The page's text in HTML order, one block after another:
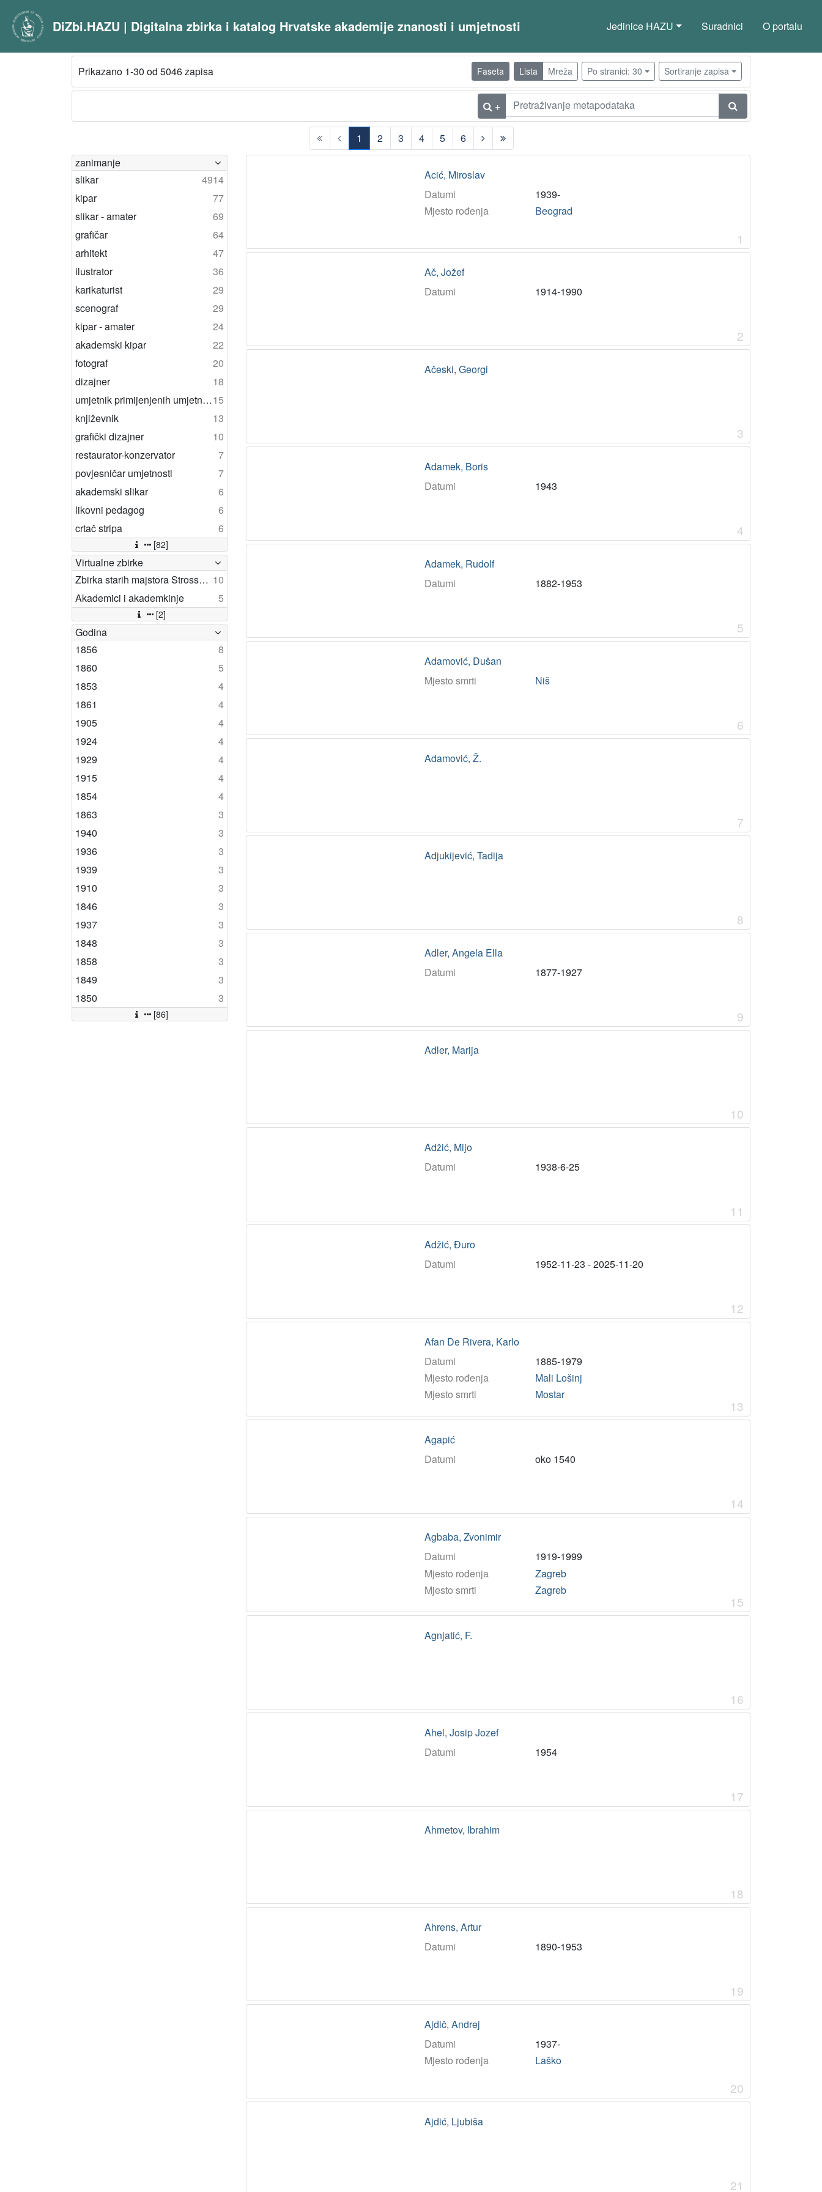
DiZbi.HAZU | Digitalna zbirka i katalog Hrvatske akademije znanosti i umjetnosti Jedinice HAZU Suradnici O portalu
Prikazano 1-30 od 5046 zapisa Faseta Lista Mreža Po stranici: 30 Sortiranje zapisa
+
1
(current)
2 3 4 5
6
zanimanje
slikar
4914
kipar
77
slikar - amater
69
grafičar
64
arhitekt
47
ilustrator
36
karikaturist
29
scenograf
29
kipar - amater
24
akademski kipar
22
fotograf
20
dizajner
18
umjetnik primijenjenih umjetnosti15
književnik
13
grafički dizajner
10
restaurator-konzervator
7
povjesničar umjetnosti
7
akademski slikar
6
likovni pedagog
6
crtač stripa
6
[82]
Virtualne zbirke
Zbirka starih majstora Strossmayerove galerije 10
Akademici i akademkinje
5
[2]
Godina
1856
8
1860
5
1853
4
1861
4
1905
4
1924
4
1929
4
1915
4
1854
4
1863
3
1940
3
1936
3
1939
3
1910
3
1846
3
1937
3
1848
3
1858
3
1849
3
1850
3
[86]
Acić, Miroslav
Datumi
1939-
Mjesto rođenja
Beograd
1
Ač, Jožef
Datumi
1914-1990
2
Ačeski, Georgi
3
Adamek, Boris
Datumi
1943
4
Adamek, Rudolf
Datumi
1882-1953
5
Adamović, Dušan
Mjesto smrti
Niš
6
Adamović, Ž.
7
Adjukijević, Tadija
8
Adler, Angela Ella
Datumi
1877-1927
9
Adler, Marija
10
Adžić, Mijo
Datumi
1938-6-25
11
Adžić, Đuro
Datumi
1952-11-23 - 2025-11-20
12
Afan De Rivera, Karlo
Datumi
1885-1979
Mjesto rođenja
Mali Lošinj
Mjesto smrti
Mostar
13
Agapić
Datumi
oko 1540
14
Agbaba, Zvonimir
Datumi
1919-1999
Mjesto rođenja
Zagreb
Mjesto smrti
Zagreb
15
Agnjatić, F.
16
Ahel, Josip Jozef
Datumi
1954
17
Ahmetov, Ibrahim
18
Ahrens, Artur
Datumi
1890-1953
19
Ajdič, Andrej
Datumi
1937-
Mjesto rođenja
Laško
20
Ajdić, Ljubiša
21